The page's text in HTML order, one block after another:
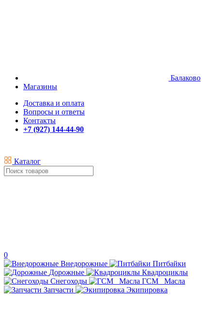
Балаково
Магазины
Доставка и оплата
Вопросы и ответы
Контакты
+7 (927) 144-44-90
Каталог
0
Внедорожные
Питбайки
Дорожные
Квадроциклы
Снегоходы
ГСМ _Масла
Запчасти
Экипировка